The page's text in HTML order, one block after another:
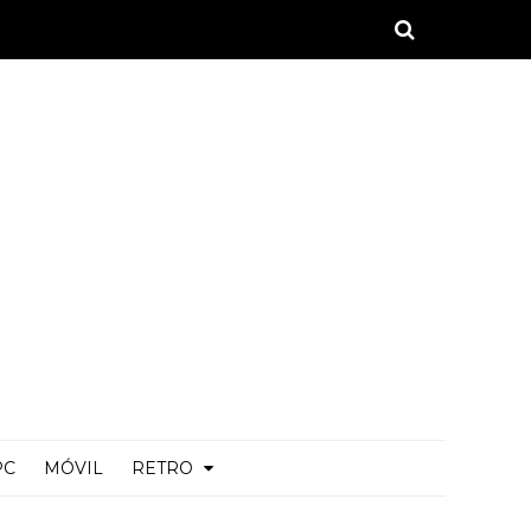
MÓVIL RETRO